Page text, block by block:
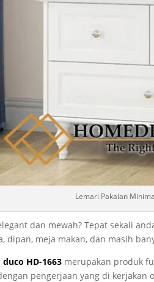
Lemari Pakaian
dan mewah? Tepat sekali
dipan, meja makan, dan masih
HD-1663 merupakan produk
pengerjaan yang di